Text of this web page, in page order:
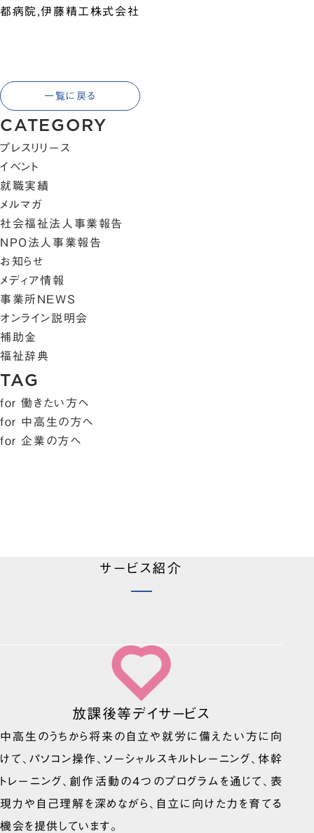
CATEGORY
プレスリリース
イベント
就職実績
メルマガ
社会福祉法人事業報告
NPO法人事業報告
お知らせ
メディア情報
事業所NEWS
オンライン説明会
補助金
福祉辞典
TAG
for 働きたい方へ
for 中高生の方へ
for 企業の方へ
都病院,伊藤精工株式会社
一覧に戻る
サービス紹介
放課後等デイサービス
中高生のうちから将来の自立や就労に備えたい方に向
けて、パソコン操作、ソーシャルスキルトレーニング、体幹
トレーニング、創作活動の4つのプログラムを通じて、表
現力や自己理解を深めながら、自立に向けた力を育てる
機会を提供しています。